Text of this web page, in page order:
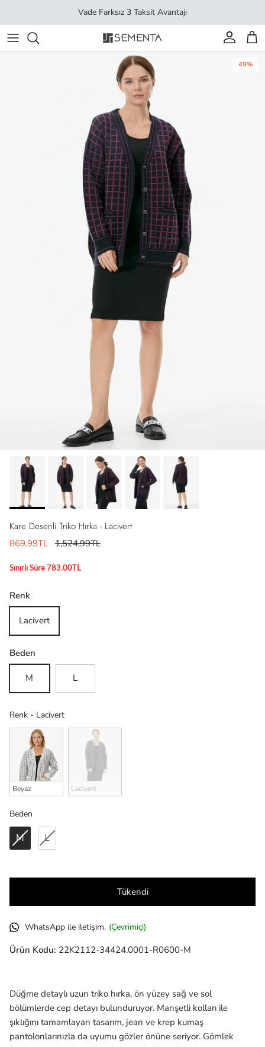
Vade Farksız 3 Taksit Avantajı
Hesap
49%
Kare Desenli Triko Hırka - Lacivert
869.99TL 1,524.99TL
Sınırlı Süre 783.00TL
Renk
Lacivert
Beden
M L
Renk - LacivertRenk
Beyaz Lacivert
Beden
Beden
M L
Tükendi
WhatsApp ile iletişim. (Çevrimiçi)
Ürün Kodu: 22K2112-34424.0001-R0600-M
Düğme detaylı uzun triko hırka, ön yüzey sağ ve sol
bölümlerde cep detayı bulunduruyor. Manşetli kolları ile
şıklığını tamamlayan tasarım, jean ve krep kumaş
pantolonlarınızla da uyumu gözler önüne seriyor. Gömlek